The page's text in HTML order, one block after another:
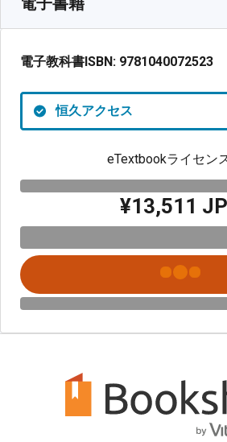
電子教科書ISBN: 9781040072523
恒久アクセス
eTextbookライセン
¥13,511